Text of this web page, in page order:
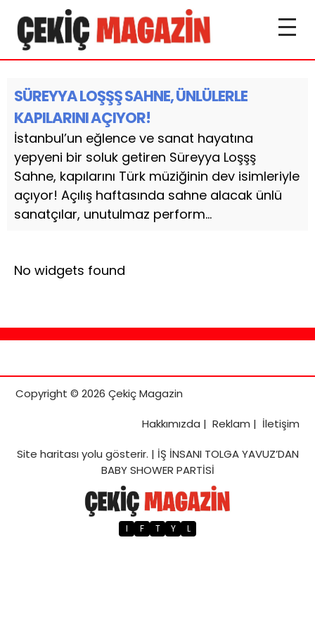
SÜREYYA LOŞŞŞ SAHNE, ÜNLÜLERLE
KAPILARINI AÇIYOR!
İstanbul’un eğlence ve sanat hayatına
yepyeni bir soluk getiren Süreyya Loşşş
Sahne, kapılarını Türk müziğinin dev isimleriyle
açıyor! Açılış haftasında sahne alacak ünlü
sanatçılar, unutulmaz perform...
No widgets found
Copyright © 2026 Çekiç Magazin
Hakkımızda | Reklam | İletişim
Site haritasıyolu gösterir. | İŞ İNSANI TOLGA YAVUZ’DAN
BABY SHOWER PARTİSİ
I F T Y L